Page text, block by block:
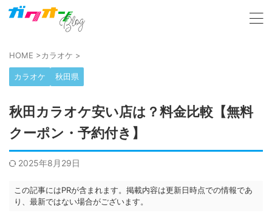
HOME >カラオケ >
カラオケ 秋田県
秋田カラオケ安い店は？料金比較【無料
クーポン・予約付き】
2025年8月29日
この記事にはPRが含まれます。掲載内容は更新日時点での情報であ
り、最新ではない場合がございます。